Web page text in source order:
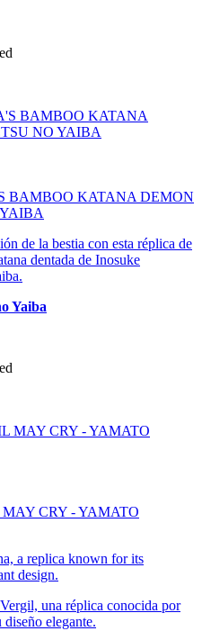
BAMBOO KATANA DEMON
de la bestia con esta réplica de
dentada de Inosuke
Yaiba
CRY - YAMATO
a replica known for its
design.
una réplica conocida por
elegante.